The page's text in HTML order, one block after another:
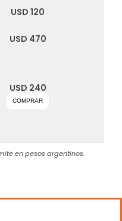
USD 120
USD 470
USD 240
COMPRAR
en pesos argentinos.